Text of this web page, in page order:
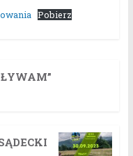
Pobierz